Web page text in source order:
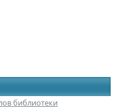
библиотеки